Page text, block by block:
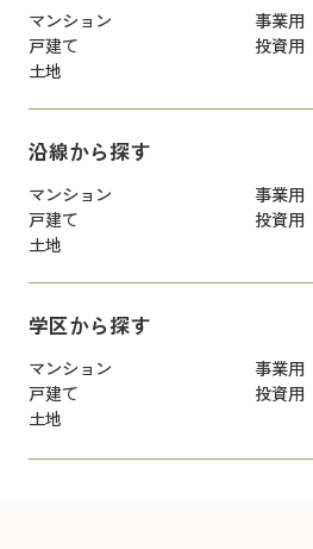
マンション
事業用
戸建て
投資用
土地
沿線から探す
マンション
事業用
戸建て
投資用
土地
学区から探す
マンション
事業用
戸建て
投資用
土地